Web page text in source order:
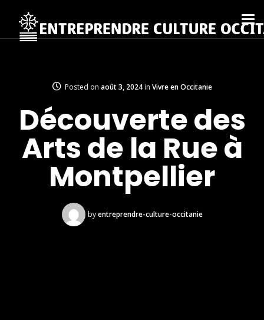
Posted on août 3, 2024in Vivre en Occitanie
Découverte des
Arts de la Rue à
Montpellier
by entreprendre-culture-occitanie